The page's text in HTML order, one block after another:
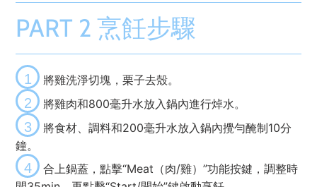
PART 2 烹飪步驟
1 將雞洗淨切塊，栗子去殼。
2 將雞肉和800毫升水放入鍋內進行焯水。
3
將食材、調料和200毫升水放入鍋內攪勻醃制10分
鐘。
4
合上鍋蓋，點擊“Meat（肉/雞）”功能按鍵，調整時